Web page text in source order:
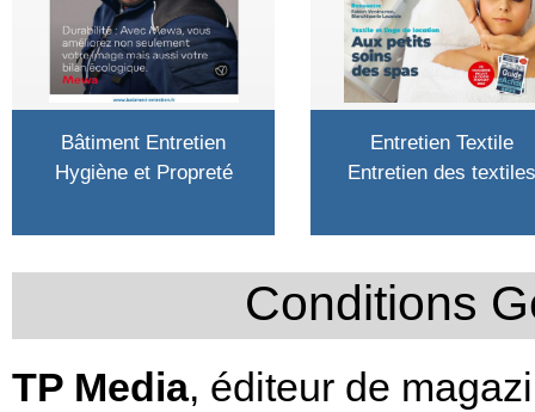
Bâtiment Entretien
Hygiène et Propreté
Entretien Textile
Entretien des textiles
Conditions
TP Media, éditeur de